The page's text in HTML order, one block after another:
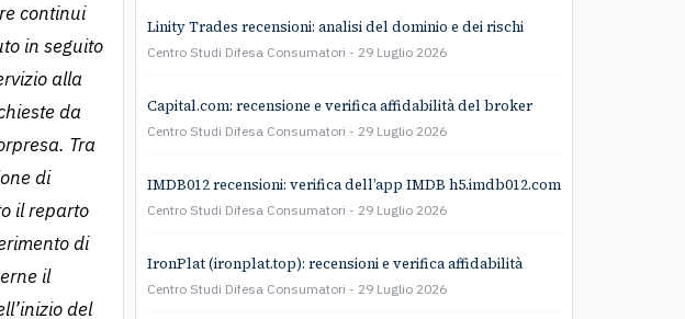
continui
in seguito
alla
da
Tra
di
il reparto
di
il
del
Linity Trades recensioni: analisi del dominio e dei rischi
Centro Studi Difesa Consumatori 29 Luglio 2026
Capital.com: recensione e verifica affidabilità del broker
Centro Studi Difesa Consumatori 29 Luglio 2026
IMDB012 recensioni: verifica dell’app IMDB h5.imdb012.com
Centro Studi Difesa Consumatori 29 Luglio 2026
IronPlat (ironplat.top): recensioni e verifica affidabilità
Centro Studi Difesa Consumatori 29 Luglio 2026